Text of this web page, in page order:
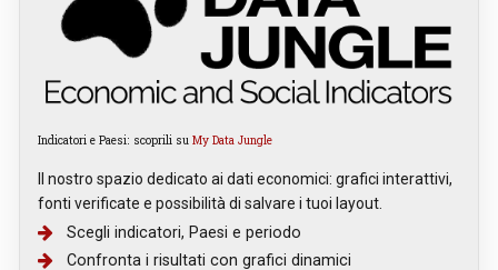
Indicatori e Paesi: scoprili su My Data Jungle
Il nostro spazio dedicato ai dati economici: grafici interattivi,
fonti verificate e possibilità di salvare i tuoi layout.
Scegli indicatori, Paesi e periodo
Confronta i risultati con grafici dinamici